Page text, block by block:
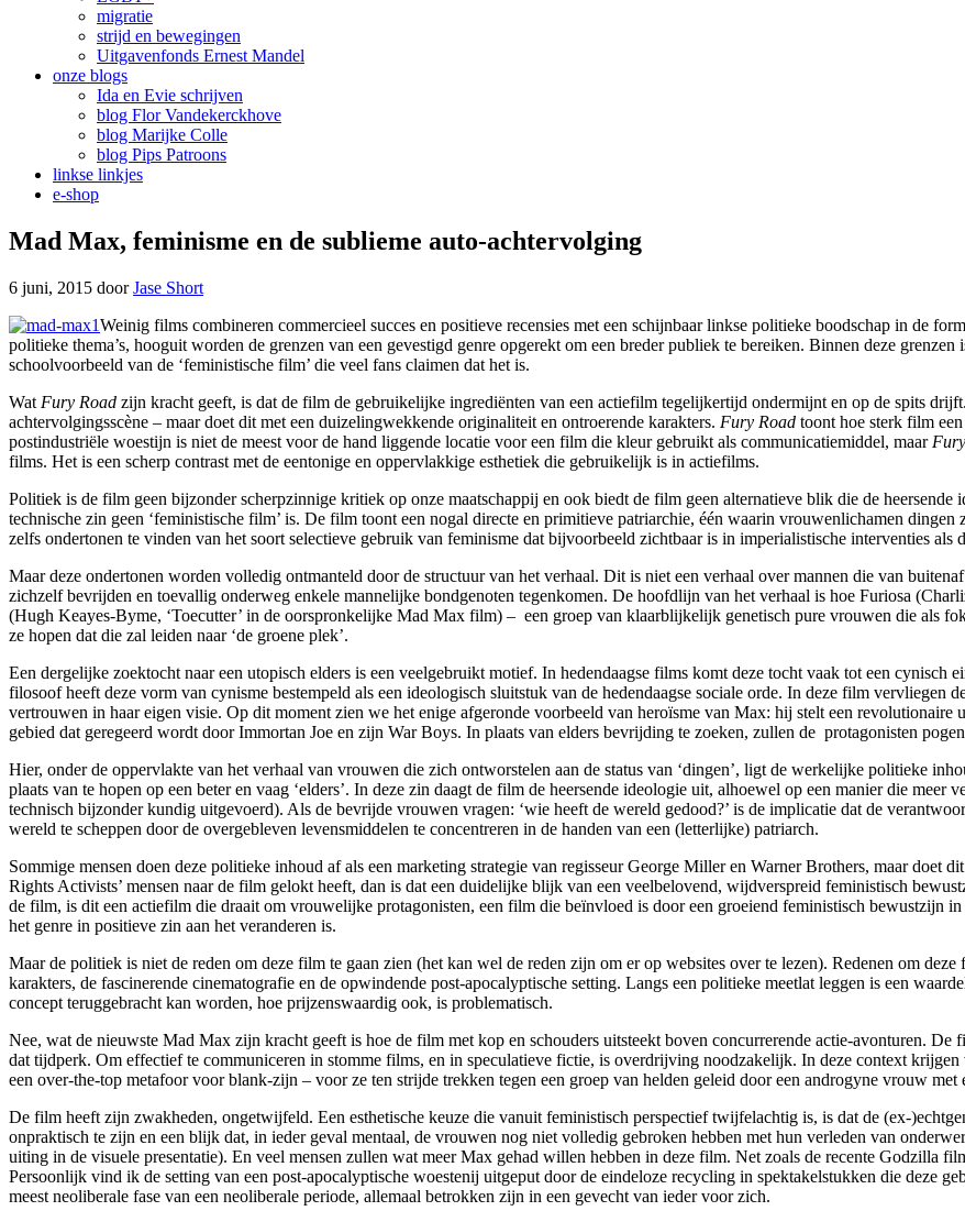
migratie
strijd en bewegingen
Uitgavenfonds Ernest Mandel
onze blogs
Ida en Evie schrijven
blog Flor Vandekerckhove
blog Marijke Colle
blog Pips Patroons
linkse linkjes
e-shop
Mad Max, feminisme en de sublieme auto-achtervolging
6 juni, 2015 doorJase Short
Weinig films combineren commercieel succes en positieve recensies met een schijnbaar linkse politieke boodschap in de
politieke thema’s, hooguit worden de grenzen van een gevestigd genre opgerekt om een breder publiek te bereiken. Binnen deze grenzen
schoolvoorbeeld van de ‘feministische film’ die veel fans claimen dat het is.
Wat Fury Road zijn kracht geeft, is dat de film de gebruikelijke ingrediënten van een actiefilm tegelijkertijd ondermijnt en op de spits
achtervolgingsscène – maar doet dit met een duizelingwekkende originaliteit en ontroerende karakters. Fury Road toont hoe sterk film
postindustriële woestijn is niet de meest voor de hand liggende locatie voor een film die kleur gebruikt als communicatiemiddel, maar
films. Het is een scherp contrast met de eentonige en oppervlakkige esthetiek die gebruikelijk is in actiefilms.
Politiek is de film geen bijzonder scherpzinnige kritiek op onze maatschappij en ook biedt de film geen alternatieve blik die de
technische zin geen ‘feministische film’ is. De film toont een nogal directe en primitieve patriarchie, één waarin vrouwenlichamen
zelfs ondertonen te vinden van het soort selectieve gebruik van feminisme dat bijvoorbeeld zichtbaar is in imperialistische interventies als
Maar deze ondertonen worden volledig ontmanteld door de structuur van het verhaal. Dit is niet een verhaal over mannen die van
zichzelf bevrijden en toevallig onderweg enkele mannelijke bondgenoten tegenkomen. De hoofdlijn van het verhaal is hoe Furiosa
(Hugh Keayes-Byme, ‘Toecutter’ in de oorspronkelijke Mad Max film) – een groep van klaarblijkelijk genetisch pure vrouwen die als
ze hopen dat die zal leiden naar ‘de groene plek’.
Een dergelijke zoektocht naar een utopisch elders is een veelgebruikt motief. In hedendaagse films komt deze tocht vaak tot een
filosoof heeft deze vorm van cynisme bestempeld als een ideologisch sluitstuk van de hedendaagse sociale orde. In deze film vervliegen
vertrouwen in haar eigen visie. Op dit moment zien we het enige afgeronde voorbeeld van heroïsme van Max: hij stelt een revolutionaire
gebied dat geregeerd wordt door Immortan Joe en zijn War Boys. In plaats van elders bevrijding te zoeken, zullen de protagonisten
Hier, onder de oppervlakte van het verhaal van vrouwen die zich ontworstelen aan de status van ‘dingen’, ligt de werkelijke politieke
plaats van te hopen op een beter en vaag ‘elders’. In deze zin daagt de film de heersende ideologie uit, alhoewel op een manier die
technisch bijzonder kundig uitgevoerd). Als de bevrijde vrouwen vragen: ‘wie heeft de wereld gedood?’ is de implicatie dat de
wereld te scheppen door de overgebleven levensmiddelen te concentreren in de handen van een (letterlijke) patriarch.
Sommige mensen doen deze politieke inhoud af als een marketing strategie van regisseur George Miller en Warner Brothers, maar doet
Rights Activists’ mensen naar de film gelokt heeft, dan is dat een duidelijke blijk van een veelbelovend, wijdverspreid feministisch
de film, is dit een actiefilm die draait om vrouwelijke protagonisten, een film die beïnvloed is door een groeiend feministisch bewustzijn
het genre in positieve zin aan het veranderen is.
Maar de politiek is niet de reden om deze film te gaan zien (het kan wel de reden zijn om er op websites over te lezen). Redenen om
karakters, de fascinerende cinematografie en de opwindende post-apocalyptische setting. Langs een politieke meetlat leggen is een
concept teruggebracht kan worden, hoe prijzenswaardig ook, is problematisch.
Nee, wat de nieuwste Mad Max zijn kracht geeft is hoe de film met kop en schouders uitsteekt boven concurrerende actie-avonturen.
dat tijdperk. Om effectief te communiceren in stomme films, en in speculatieve fictie, is overdrijving noodzakelijk. In deze context
een over-the-top metafoor voor blank-zijn – voor ze ten strijde trekken tegen een groep van helden geleid door een androgyne vrouw met
De film heeft zijn zwakheden, ongetwijfeld. Een esthetische keuze die vanuit feministisch perspectief twijfelachtig is, is dat de (ex-
onpraktisch te zijn en een blijk dat, in ieder geval mentaal, de vrouwen nog niet volledig gebroken hebben met hun verleden van
uiting in de visuele presentatie). En veel mensen zullen wat meer Max gehad willen hebben in deze film. Net zoals de recente Godzilla
Persoonlijk vind ik de setting van een post-apocalyptische woestenij uitgeput door de eindeloze recycling in spektakelstukken die deze
meest neoliberale fase van een neoliberale periode, allemaal betrokken zijn in een gevecht van ieder voor zich.